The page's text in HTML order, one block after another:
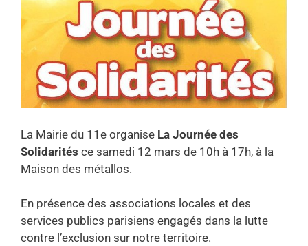
La Mairie du 11e organise La Journée des
Solidarités ce samedi 12 mars de 10h à 17h, à la
Maison des métallos.
En présence des associations locales et des
services publics parisiens engagés dans la lutte
contre l’exclusion sur notre territoire.